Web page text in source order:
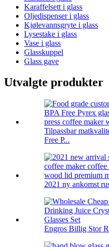
Karaffelsett i glass
Oljedispenser i glass
Kjølevannsgryte i glass
Lysestake i glass
Vase i glass
Glasskuppel
Glass gave
Utvalgte produkter
Tilpassbar
Free P...
2021 ny ankomst
Engros Billig Stor